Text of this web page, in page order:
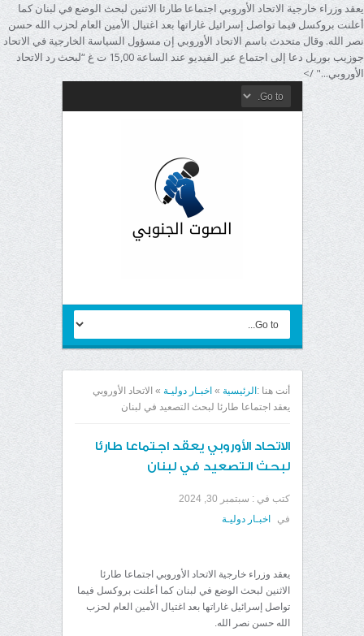
يعقد وزراء خارجية الاتحاد الأوروبي اجتماعا طارئا الاثنين لبحث الوضع في لبنان كما
أعلنت بروكسل فيما تواصل إسرائيل غاراتها بعد اغتيال الأمين العام لحزب الله حسن
نصر الله. وقال متحدث باسم الاتحاد الأوروبي إن مسؤول السياسة الخارجية في الاتحاد
جوزيب بوريل دعا إلى اجتماع عبر الفيديو عند الساعة 15,00 ت غ “لبحث رد الاتحاد
الأوروبي..." />
أنت هنا : الرئيسية » اخبـار دوليـة » الاتحاد الأوروبي
يعقد اجتماعا طارئا لبحث التصعيد في لبنان
الاتحاد الأوروبي يعقد اجتماعا طارئا
لبحث التصعيد في لبنان
كتب في : سبتمبر 30, 2024
في
اخبـار دوليـة
يعقد وزراء خارجية الاتحاد الأوروبي اجتماعا طارئا
الاثنين لبحث الوضع في لبنان كما أعلنت بروكسل فيما
تواصل إسرائيل غاراتها بعد اغتيال الأمين العام لحزب
الله حسن نصر الله.